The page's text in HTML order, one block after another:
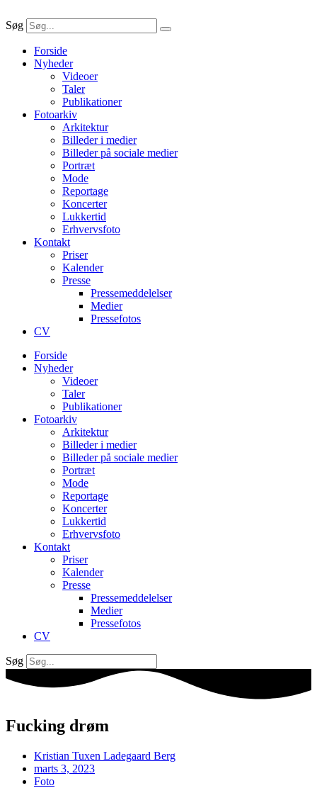
Søg
Forside
Nyheder
Videoer
Taler
Publikationer
Fotoarkiv
Arkitektur
Billeder i medier
Billeder på sociale medier
Portræt
Mode
Reportage
Koncerter
Lukkertid
Erhvervsfoto
Kontakt
Priser
Kalender
Presse
Pressemeddelelser
Medier
Pressefotos
CV
Forside
Nyheder
Videoer
Taler
Publikationer
Fotoarkiv
Arkitektur
Billeder i medier
Billeder på sociale medier
Portræt
Mode
Reportage
Koncerter
Lukkertid
Erhvervsfoto
Kontakt
Priser
Kalender
Presse
Pressemeddelelser
Medier
Pressefotos
CV
Søg
Fucking drøm
Kristian Tuxen Ladegaard Berg
marts 3, 2023
Foto